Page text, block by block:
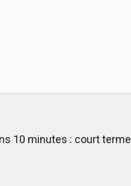
10 minutes : court terme